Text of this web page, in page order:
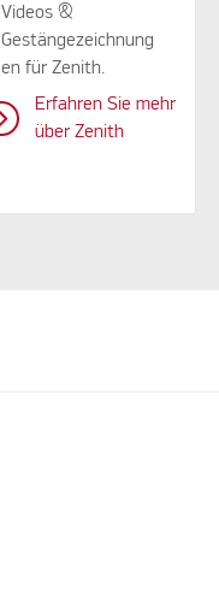
Videos &
Gestängezeichnung
en für Zenith.
Erfahren Sie mehr
über Zenith